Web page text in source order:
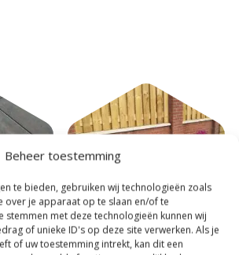
Beheer toestemming
te bieden, gebruiken wij technologieën zoals
over je apparaat op te slaan en/of te
stemmen met deze technologieën kunnen wij
of unieke ID's op deze site verwerken. Als je
of uw toestemming intrekt, kan dit een